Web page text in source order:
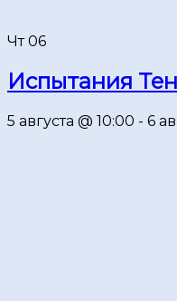
Чт06
Испытания
5 августа @ 10:00 - 6